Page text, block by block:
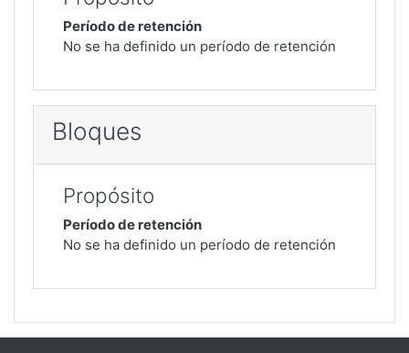
Período de retención
No se ha definido un período de retención
Bloques
Propósito
Período de retención
No se ha definido un período de retención